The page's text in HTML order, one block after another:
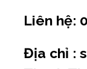
Liên hệ:
Địa chỉ :